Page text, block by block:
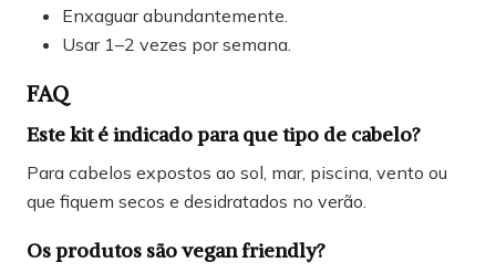
Enxaguar abundantemente.
Usar 1–2 vezes por semana.
FAQ
Este kit é indicado para que tipo de cabelo?
Para cabelos expostos ao sol, mar, piscina, vento ou
que fiquem secos e desidratados no verão.
Os produtos são vegan friendly?